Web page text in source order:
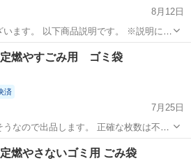
8月12日
ます。 以下商品説明です。 ※説明に書
新潟市家庭系ごみ収集用
掃除用具 燃やさないごみ
燃やすごみ用 ゴミ袋
済
7月25日
なので出品します。 正確な枚数は不
感があるのでこの価格でお願いします。
ごみ
燃やさないゴミ用 ごみ袋